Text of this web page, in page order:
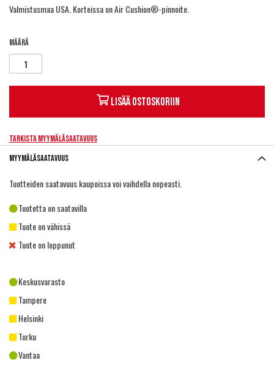
Valmistusmaa USA. Korteissa on Air Cushion®-pinnoite.
Määrä
Lisää ostoskoriin
Tarkista myymäläsaatavuus
Myymäläsaatavuus
Tuotteiden saatavuus kaupoissa voi vaihdella nopeasti.
Tuotetta on saatavilla
Tuote on vähissä
Tuote on loppunut
Keskusvarasto
Tampere
Helsinki
Turku
Vantaa